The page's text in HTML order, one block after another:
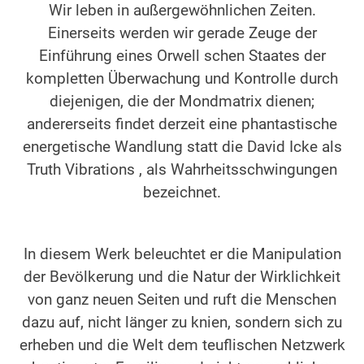
Wir leben in außergewöhnlichen Zeiten.
Einerseits werden wir gerade Zeuge der
Einführung eines Orwell schen Staates der
kompletten Überwachung und Kontrolle durch
diejenigen, die der Mondmatrix dienen;
andererseits findet derzeit eine phantastische
energetische Wandlung statt die David Icke als
Truth Vibrations , als Wahrheitsschwingungen
bezeichnet.
In diesem Werk beleuchtet er die Manipulation
der Bevölkerung und die Natur der Wirklichkeit
von ganz neuen Seiten und ruft die Menschen
dazu auf, nicht länger zu knien, sondern sich zu
erheben und die Welt dem teuflischen Netzwerk